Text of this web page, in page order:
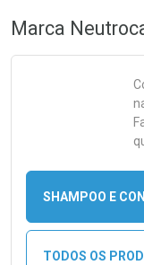
Marca
SHAMPOO E
TODOS OS